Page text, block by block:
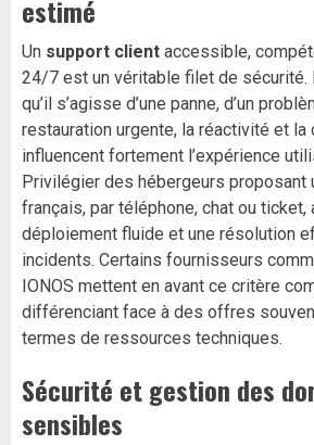
estimé
Un support client accessible,
24/7 est un véritable filet de sécurité.
qu’il s’agisse d’une panne, d’un
restauration urgente, la réactivité et
influencent fortement l’expérience
Privilégier des hébergeurs proposant
français, par téléphone, chat ou ticket,
déploiement fluide et une résolution
incidents. Certains fournisseurs
IONOS mettent en avant ce critère
différenciant face à des offres
termes de ressources techniques.
Sécurité et gestion des
sensibles